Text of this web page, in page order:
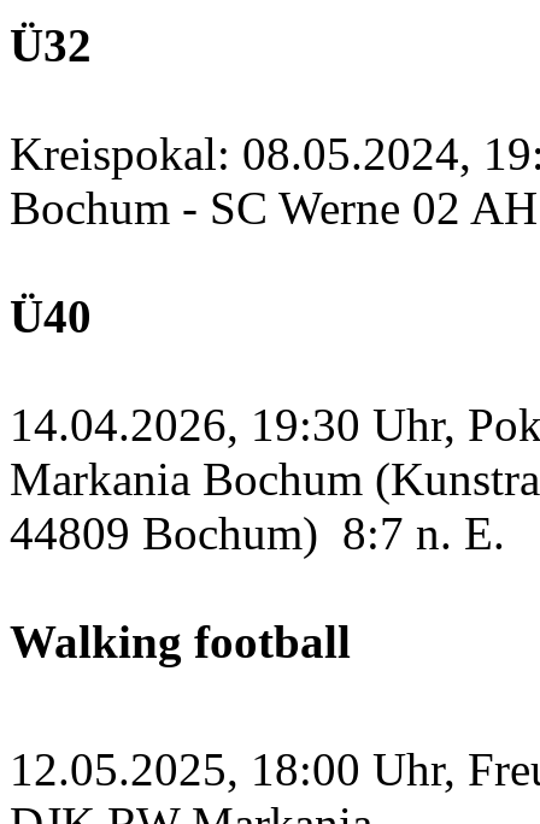
Ü32
Kreispokal: 08.05.2024,
Bochum - SC Werne 02
Ü40
14.04.2026, 19:30 Uhr,
Markania Bochum
44809 Bochum) 8:7 n. E.
Walking football
12.05.2025, 18:00 Uhr,